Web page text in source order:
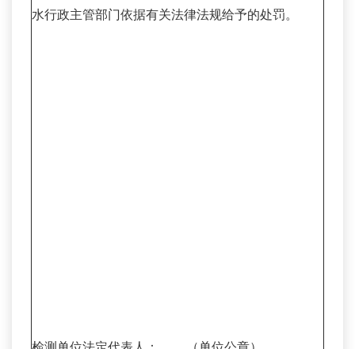
水行政主管部门依据有关法律法规给予的处罚。